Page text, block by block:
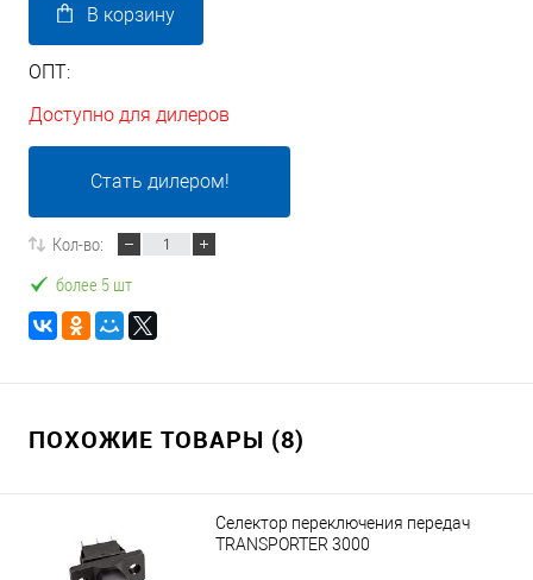
В корзину
ОПТ:
Доступно для дилеров
Стать дилером!
Кол-во:
более 5 шт
ПОХОЖИЕ ТОВАРЫ (8)
Селектор переключения передач
TRANSPORTER 3000